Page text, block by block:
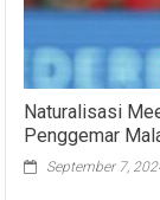
Naturalisasi
Penggemar
September 7,